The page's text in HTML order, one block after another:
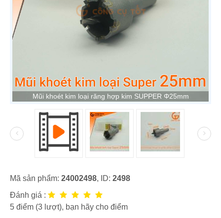
Mũi khoét kim loại răng hợp kim SUPPER Φ25mm
Mã sản phẩm: 24002498, ID: 2498
Đánh giá :
5 điểm (3 lượt), bạn hãy cho điểm